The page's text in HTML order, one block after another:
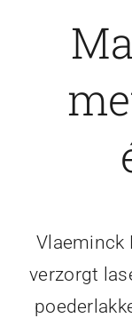
Vlaeminck
verzorgt